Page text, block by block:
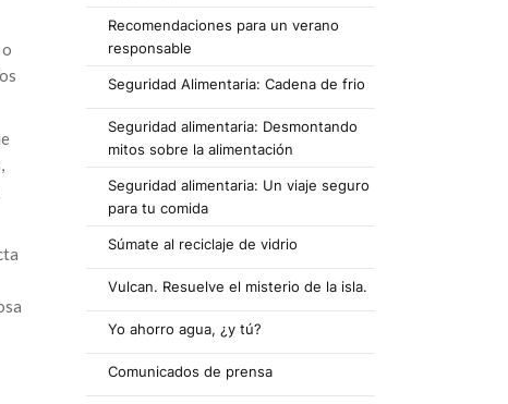
Recomendaciones para un verano
responsable
Seguridad Alimentaria: Cadena de frio
Seguridad alimentaria: Desmontando
mitos sobre la alimentación
Seguridad alimentaria: Un viaje seguro
para tu comida
Súmate al reciclaje de vidrio
Vulcan. Resuelve el misterio de la isla.
Yo ahorro agua, ¿y tú?
Comunicados de prensa